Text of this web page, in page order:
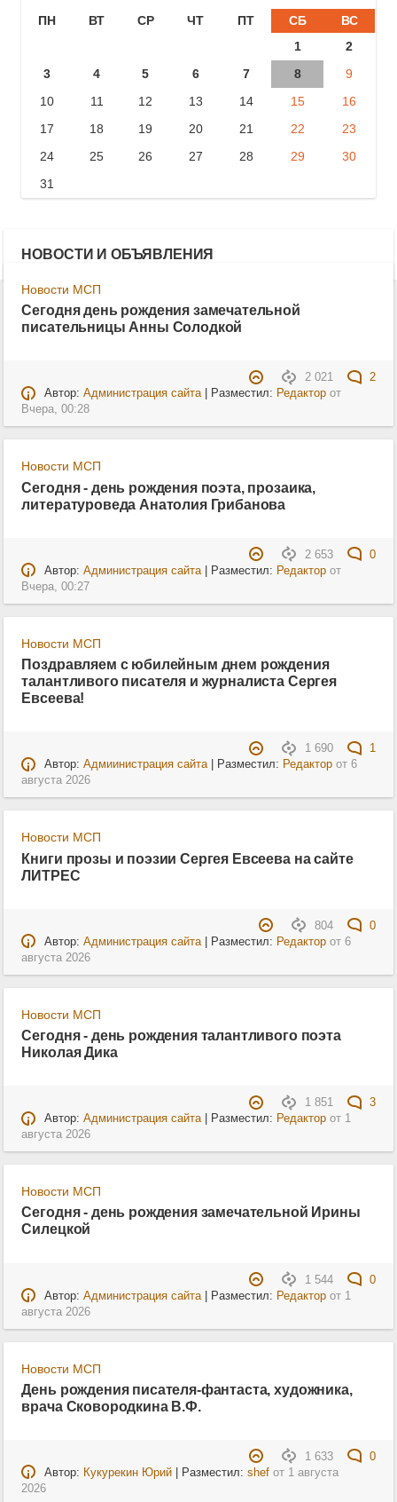
ПН ВТ СР ЧТ ПТ СБ
ВС
1
2
3
4 5 6 7 8
9
10
11 12 13 14 15
16
17
18 19 20 21 22
23
24
25 26 27 28 29
30
31
НОВОСТИ И ОБЪЯВЛЕНИЯ
Новости МСП
Сегодня день рождения замечательной
писательницы Анны Солодкой
2 021
2
Автор: Администрация сайта| Разместил: Редакторот
Вчера, 00:28
Новости МСП
Сегодня - день рождения поэта, прозаика,
литературоведа Анатолия Грибанова
2 653
0
Автор: Администрация сайта| Разместил: Редакторот
Вчера, 00:27
Новости МСП
Поздравляем с юбилейным днем рождения
талантливого писателя и журналиста Сергея
Евсеева!
1 690
1
Автор: Адмиинистрация сайта| Разместил: Редакторот 6
августа 2026
Новости МСП
Книги прозы и поэзии Сергея Евсеева на сайте
ЛИТРЕС
804
0
Автор: Администрация сайта| Разместил: Редакторот 6
августа 2026
Новости МСП
Сегодня - день рождения талантливого поэта
Николая Дика
1 851
3
Автор: Администрация сайта| Разместил: Редакторот 1
августа 2026
Новости МСП
Сегодня - день рождения замечательной Ирины
Силецкой
1 544
0
Автор: Администрация сайта| Разместил: Редакторот 1
августа 2026
Новости МСП
День рождения писателя-фантаста, художника,
врача Сковородкина В.Ф.
1 633
0
Автор: Кукурекин Юрий| Разместил: shefот 1 августа
2026